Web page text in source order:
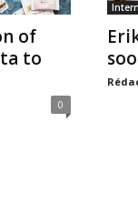
of
to
0